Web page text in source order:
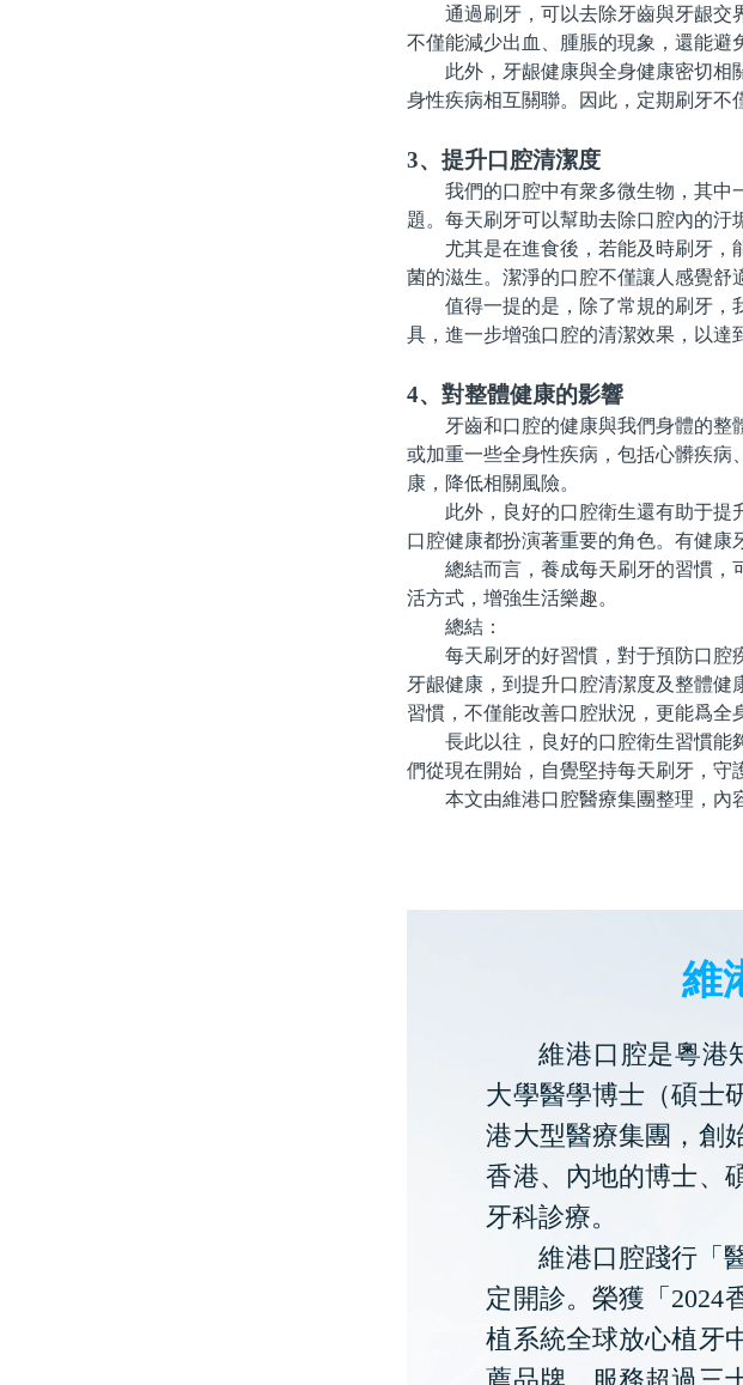
通過刷牙，可以去除牙齒與牙龈交
不僅能減少出血、腫脹的現象，還能避
此外，牙龈健康與全身健康密切相
身性疾病相互關聯。因此，定期刷牙不
3、提升口腔清潔度
我們的口腔中有衆多微生物，其中
題。每天刷牙可以幫助去除口腔內的汙
尤其是在進食後，若能及時刷牙，
菌的滋生。潔淨的口腔不僅讓人感覺舒
值得一提的是，除了常規的刷牙，
具，進一步增強口腔的清潔效果，以達
4、對整體健康的影響
牙齒和口腔的健康與我們身體的整
或加重一些全身性疾病，包括心髒疾病
康，降低相關風險。
此外，良好的口腔衛生還有助于提升
口腔健康都扮演著重要的角色。有健康
總結而言，養成每天刷牙的習慣，
活方式，增強生活樂趣。
總結：
每天刷牙的好習慣，對于預防口腔
牙龈健康，到提升口腔清潔度及整體
習慣，不僅能改善口腔狀況，更能爲全
長此以往，良好的口腔衛生習慣能
們從現在開始，自覺堅持每天刷牙，守
本文由維港口腔醫療集團整理，內
維
維港口腔是粵港
大學醫學博士（碩士
港大型醫療集團，創
香港、內地的博士、
牙科診療。
維港口腔踐行「
定開診。榮獲「2024
植系統全球放心植牙